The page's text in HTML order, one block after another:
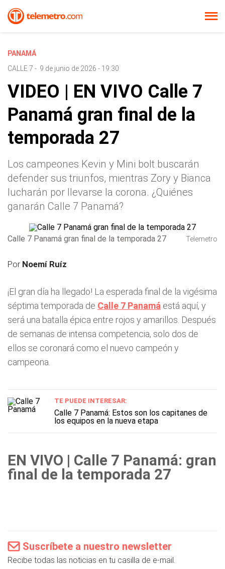
PANAMÁ
CALLE 7 - 9 de junio de 2026 - 19:30
VIDEO | EN VIVO Calle 7
Panamá gran final de la
temporada 27
Los campeones Kevin y Mini bolt buscarán
defender sus triunfos, mientras Zory y Bianca
lucharán por llevarse la corona. ¿Quiénes
ganarán Calle 7 Panamá?
Calle 7 Panamá gran final de la temporada 27 Telemetro
Por Noemí Ruíz
¡El gran día ha llegado! La esperada final de la vigésima
séptima temporada de Calle 7 Panamá está aquí, y
será una batalla épica entre rojos y amarillos. Después
de semanas de intensa competencia, solo dos de
ellos se coronará como el nuevo campeón y
campeona.
TE PUEDE INTERESAR:
Calle 7 Panamá: Estos son los capitanes de
los equipos en la nueva etapa
EN VIVO | Calle 7 Panamá: gran
final de la temporada 27
Suscríbete a nuestro newsletter
Recibe todas las noticias en tu casilla de e-mail.